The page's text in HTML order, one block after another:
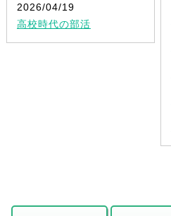
2026/04/19
高校時代の部活